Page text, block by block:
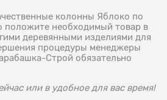
колонны Яблоко по
положите необходимый товар в
деревянными изделиями для
процедуры менеджеры
Строй обязательно
или в удобное для вас время!